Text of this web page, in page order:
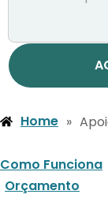
Home »
Como Funciona
Orçamento